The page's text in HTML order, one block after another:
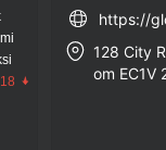
https://
128 City
om EC1V